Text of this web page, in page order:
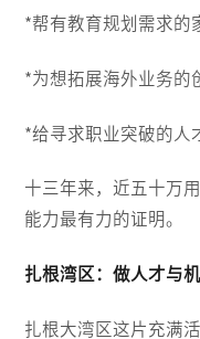
*帮有教育规划需求的
*为想拓展海外业务的
*给寻求职业突破的人
十三年来，近五十万
能力最有力的证明。
扎根湾区：做人才与
扎根大湾区这片充满